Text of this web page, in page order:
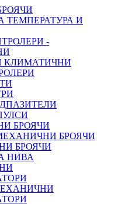
ТЕМПЕРАТУРА И
-
КЛИМАТИЧНИ
БРОЯЧИ
БРОЯЧИ
БРОЯЧИ
НИВА